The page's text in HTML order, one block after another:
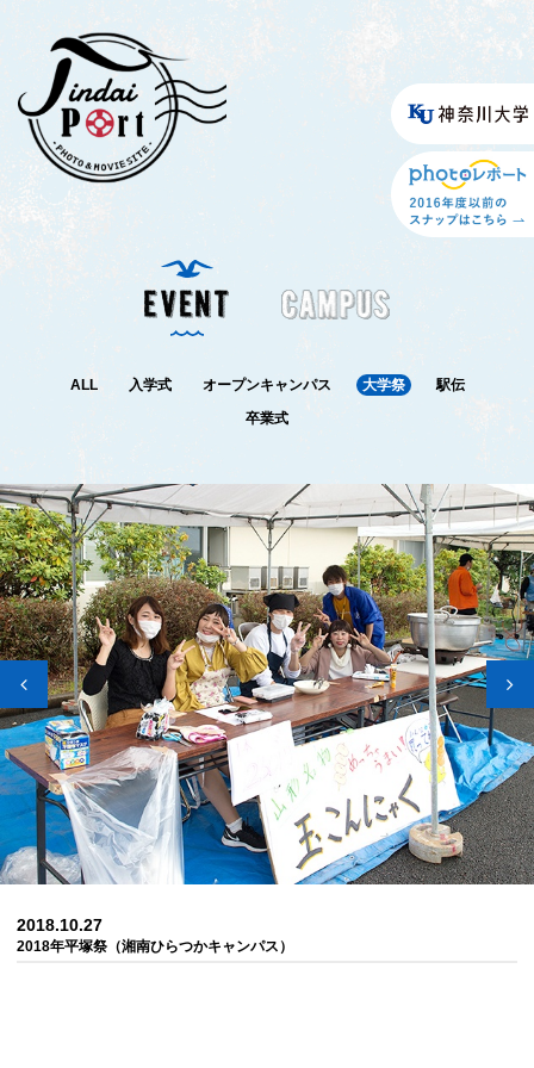
ALL 入学式 オープンキャンパス 大学祭
駅伝
卒業式
2018.10.27
2018年平塚祭（湘南ひらつかキャンパス）